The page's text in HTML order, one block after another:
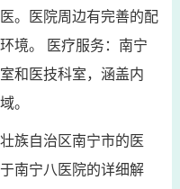
。医院周边有完善的配
境。 医疗服务：南宁
和医技科室，涵盖内
。
族自治区南宁市的医
南宁八医院的详细解